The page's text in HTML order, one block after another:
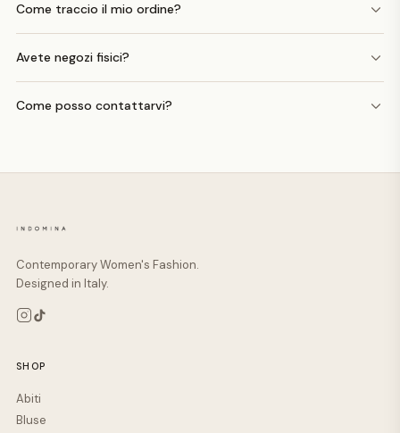
Come traccio il mio ordine?
Avete negozi fisici?
Come posso contattarvi?
Contemporary Women's Fashion.
Designed in Italy.
SHOP
Abiti
Bluse